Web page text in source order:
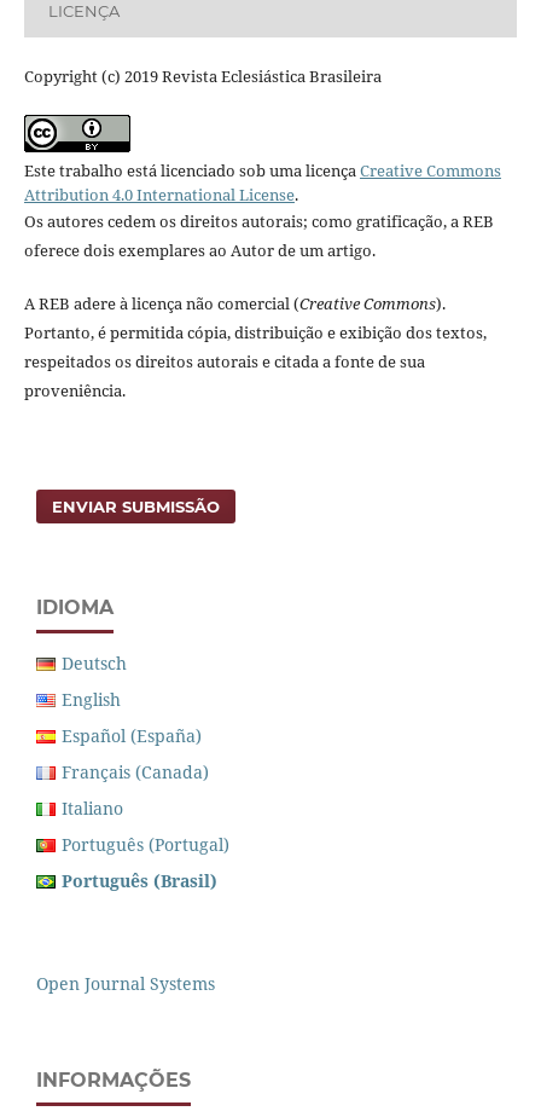
LICENÇA
Copyright (c) 2019 Revista Eclesiástica Brasileira
Este trabalho está licenciado sob uma licençaCreative Commons
Attribution 4.0 International License.
Os autores cedem os direitos autorais; como gratificação, a REB
oferece dois exemplares ao Autor de um artigo.
A REB adere à licença não comercial (Creative Commons).
Portanto, é permitida cópia, distribuição e exibição dos textos,
respeitados os direitos autorais e citada a fonte de sua
proveniência.
ENVIAR SUBMISSÃO
IDIOMA
Deutsch
English
Español (España)
Français (Canada)
Italiano
Português (Portugal)
Português (Brasil)
Open Journal Systems
INFORMAÇÕES